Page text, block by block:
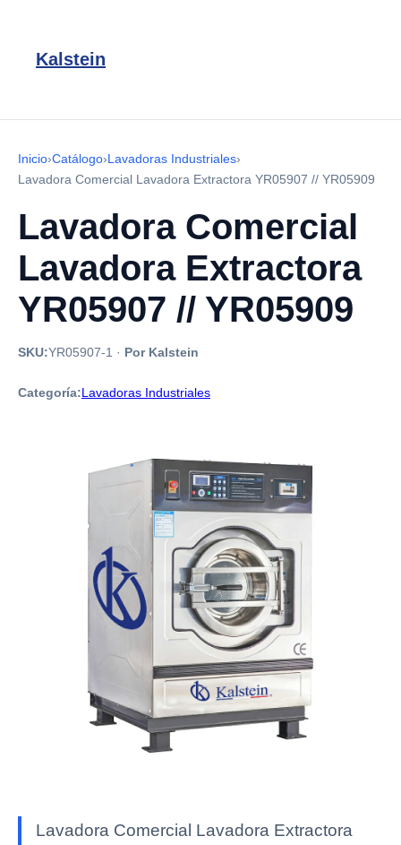
Kalstein
Inicio›Catálogo›Lavadoras Industriales›
Lavadora Comercial Lavadora Extractora YR05907 // YR05909
Lavadora Comercial
Lavadora Extractora
YR05907 // YR05909
SKU:YR05907-1 · Por Kalstein
Categoría:Lavadoras Industriales
Lavadora Comercial Lavadora Extractora